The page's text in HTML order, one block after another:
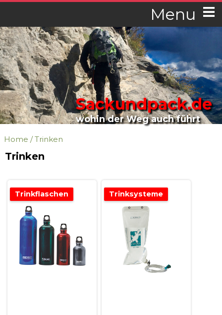
Menu
Sackundpack.de
wohin der Weg auch führt
Home /Trinken
Trinken
Trinkflaschen Trinksysteme